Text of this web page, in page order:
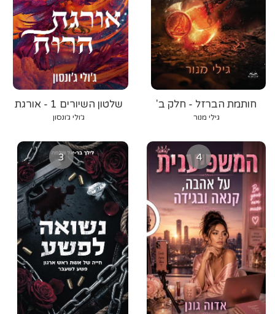
שלטון השיורים 1 - אורגת
הרוח
ג׳ולי ג׳ונסון
חותמת הברזל - חלק ב'
גילי מנור
3 4